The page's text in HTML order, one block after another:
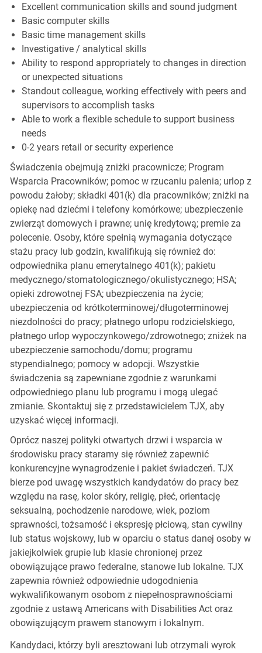
Excellent communication skills and sound judgment
Basic computer skills
Basic time management skills
Investigative / analytical skills
Ability to respond appropriately to changes in direction
or unexpected situations
Standout colleague, working effectively with peers and
supervisors to accomplish tasks
Able to work a flexible schedule to support business
needs
0-2 years retail or security experience
Świadczenia obejmują zniżki pracownicze; Program
Wsparcia Pracowników; pomoc w rzucaniu palenia; urlop z
powodu żałoby; składki 401(k) dla pracowników; zniżki na
opiekę nad dziećmi i telefony komórkowe; ubezpieczenie
zwierząt domowych i prawne; unię kredytową; premie za
polecenie. Osoby, które spełnią wymagania dotyczące
stażu pracy lub godzin, kwalifikują się również do:
odpowiednika planu emerytalnego 401(k); pakietu
medycznego/stomatologicznego/okulistycznego; HSA;
opieki zdrowotnej FSA; ubezpieczenia na życie;
ubezpieczenia od krótkoterminowej/długoterminowej
niezdolności do pracy; płatnego urlopu rodzicielskiego,
płatnego urlop wypoczynkowego/zdrowotnego; zniżek na
ubezpieczenie samochodu/domu; programu
stypendialnego; pomocy w adopcji. Wszystkie
świadczenia są zapewniane zgodnie z warunkami
odpowiedniego planu lub programu i mogą ulegać
zmianie. Skontaktuj się z przedstawicielem TJX, aby
uzyskać więcej informacji.
Oprócz naszej polityki otwartych drzwi i wsparcia w
środowisku pracy staramy się również zapewnić
konkurencyjne wynagrodzenie i pakiet świadczeń. TJX
bierze pod uwagę wszystkich kandydatów do pracy bez
względu na rasę, kolor skóry, religię, płeć, orientację
seksualną, pochodzenie narodowe, wiek, poziom
sprawności, tożsamość i ekspresję płciową, stan cywilny
lub status wojskowy, lub w oparciu o status danej osoby w
jakiejkolwiek grupie lub klasie chronionej przez
obowiązujące prawo federalne, stanowe lub lokalne. TJX
zapewnia również odpowiednie udogodnienia
wykwalifikowanym osobom z niepełnosprawnościami
zgodnie z ustawą Americans with Disabilities Act oraz
obowiązującym prawem stanowym i lokalnym.
Kandydaci, którzy byli aresztowani lub otrzymali wyrok